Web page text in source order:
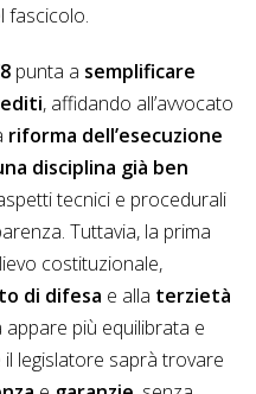
fascicolo.
punta a semplificare
, affidando all’avvocato
riforma dell’esecuzione
disciplina già ben
tecnici e procedurali
Tuttavia, la prima
costituzionale,
di difesa e alla terzietà
più equilibrata e
legislatore saprà trovare